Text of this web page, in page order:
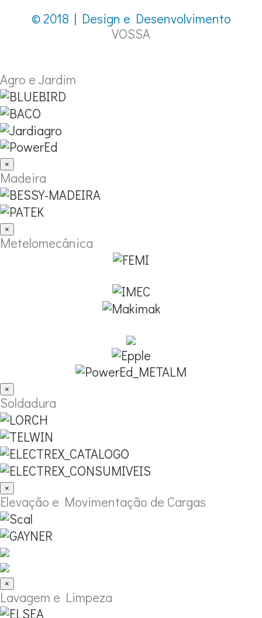
© 2018 | Design e Desenvolvimento
VOSSA
Agro e Jardim
×
Madeira
×
Metelomecânica
×
Soldadura
×
Elevação e Movimentação de Cargas
×
Lavagem e Limpeza